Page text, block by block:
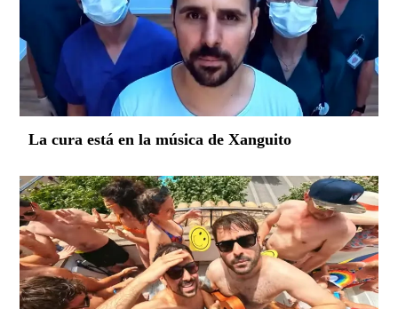
La cura está en la música de Xanguito